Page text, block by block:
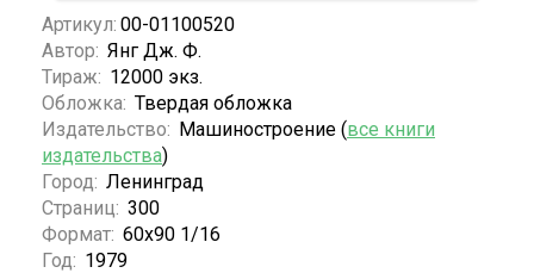
Артикул: 00-01100520
Автор: Янг Дж. Ф.
Тираж: 12000 экз.
Обложка: Твердая обложка
Издательство: Машиностроение (все книги
издательства)
Город: Ленинград
Страниц: 300
Формат: 60х90 1/16
Год: 1979